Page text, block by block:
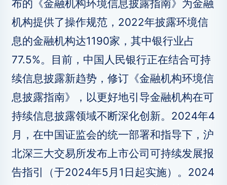
布的《金融机构环境信息披露指南》为金融
机构提供了操作规范，2022年披露环境信
息的金融机构达1190家，其中银行业占
77.5%。目前，中国人民银行正在结合可持
续信息披露新趋势，修订《金融机构环境信
息披露指南》，以更好地引导金融机构在可
持续信息披露领域不断深化创新。2024年4
月，在中国证监会的统一部署和指导下，沪
北深三大交易所发布上市公司可持续发展报
告指引（于2024年5月1日起实施）。2024